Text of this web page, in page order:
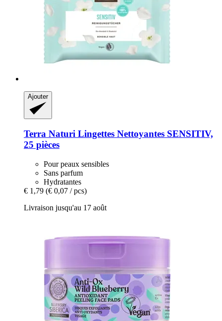
Ajouter
Terra Naturi Lingettes Nettoyantes SENSITIV,
25 pièces
Pour peaux sensibles
Sans parfum
Hydratantes
€ 1,79 (€ 0,07 / pcs)
Livraison jusqu'au 17 août